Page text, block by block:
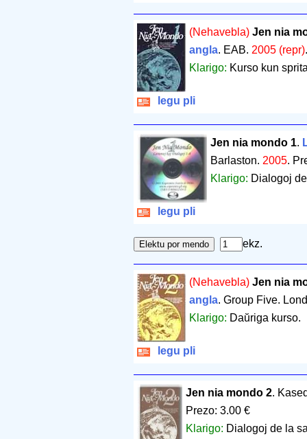
(Nehavebla) Jen nia
angla. EAB. 2005 (repr)
Klarigo: Kurso kun
legu pli
Jen nia mondo 1.
Barlaston. 2005.
Klarigo: Dialogoj
legu pli
ekz.
(Nehavebla) Jen nia
angla. Group Five.
Klarigo: Daŭriga kurso.
legu pli
Jen nia mondo 2.
Prezo: 3.00 €
Klarigo: Dialogoj de la